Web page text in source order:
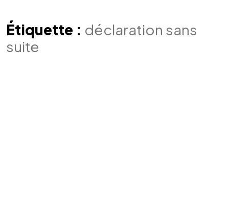
Étiquette : déclaration sans
suite